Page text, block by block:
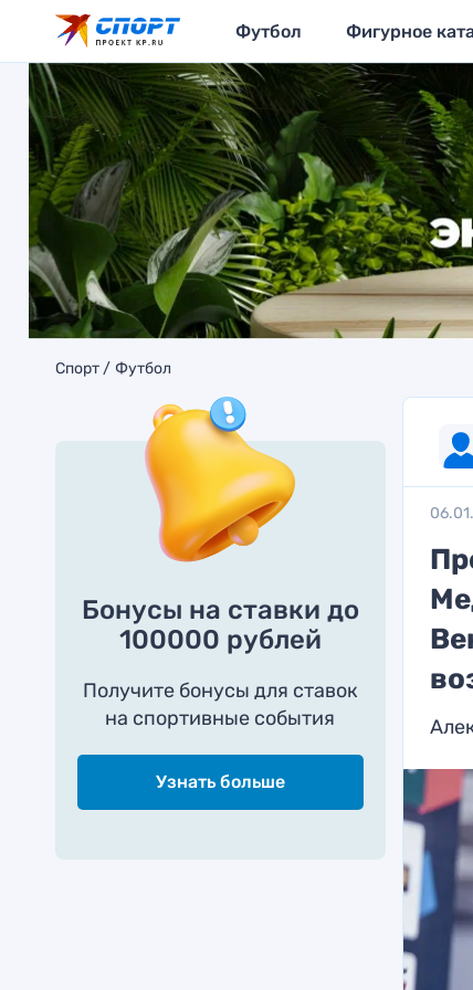
Футбол Фигурное
Спорт Футбол
Бонусы на ставки до
100000 рублей
Получите бонусы для ставок
на спортивные события
Узнать больше